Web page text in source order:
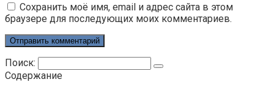
Сохранить моё имя, email и адрес сайта в этом
браузере для последующих моих комментариев.
Поиск:
Содержание